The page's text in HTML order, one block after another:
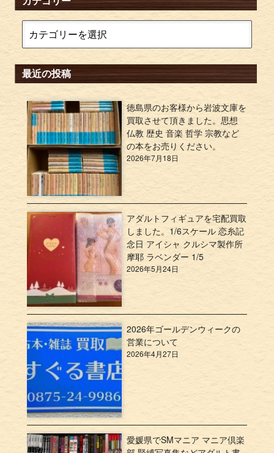
最近の投稿
徳島県のお客様から岩波文庫を
買取させて頂きました。思想
仏教 歴史 音楽 哲学 宗教など
の本をお売りください。
2026年7月18日
アダルトフィギュアを宅配買取
しました。1/6スケール 恋糸記
念日 アイシャ クルシマ製作所
摩耶 ラベンダー 1/5
2026年5月24日
2026年ゴールデンウィークの
営業について
2026年4月27日
愛媛県でSMマニア マニア倶楽